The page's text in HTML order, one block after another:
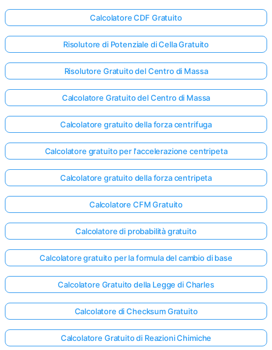
Calcolatore CDF Gratuito
Risolutore di Potenziale di Cella Gratuito
Risolutore Gratuito del Centro di Massa
Calcolatore Gratuito del Centro di Massa
Calcolatore gratuito della forza centrifuga
Calcolatore gratuito per l'accelerazione centripeta
Calcolatore gratuito della forza centripeta
Calcolatore CFM Gratuito
Calcolatore di probabilità gratuito
Calcolatore gratuito per la formula del cambio di base
Calcolatore Gratuito della Legge di Charles
Calcolatore di Checksum Gratuito
Calcolatore Gratuito di Reazioni Chimiche